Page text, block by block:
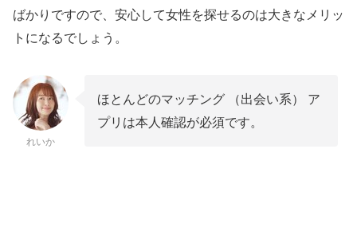
ばかりですので、安心して女性を探せるのは大きなメリッ
トになるでしょう。
れいか
ほとんどのマッチング （出会い系） ア
プリは本人確認が必須です。